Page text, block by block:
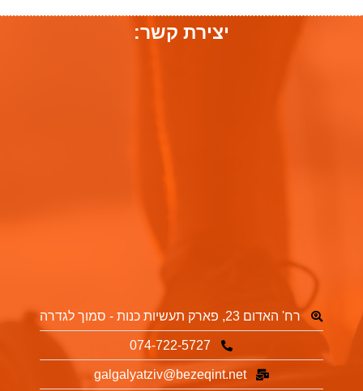
יצירת קשר:
רח' האדום 23, פארק תעשיות כנות - סמוך לגדרה
074-722-5727
galgalyatziv@bezeqint.net